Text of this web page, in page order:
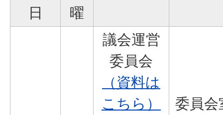
日
曜
議会運営
委員会
（資料は
こちら）
委員会